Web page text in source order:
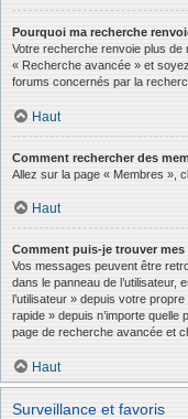
Pourquoi ma recherche
Votre recherche renvoie plus
« Recherche avancée » et
forums concernés par la
Haut
Comment rechercher des
Allez sur la page « Membres »,
Haut
Comment puis-je trouver
Vos messages peuvent être
dans le panneau de
l’utilisateur » depuis votre
rapide » depuis n’importe
page de recherche avancée et
Haut
Surveillance et favoris